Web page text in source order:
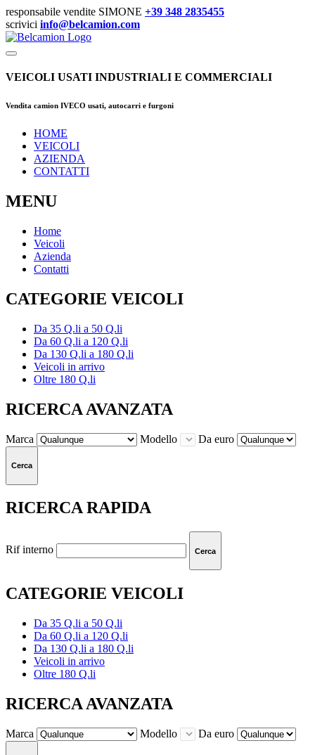
responsabile vendite SIMONE +39 348 2835455
scrivici info@belcamion.com
VEICOLI USATI INDUSTRIALI E COMMERCIALI
Vendita camion IVECO usati, autocarri e furgoni
HOME
VEICOLI
AZIENDA
CONTATTI
MENU
Home
Veicoli
Azienda
Contatti
CATEGORIE VEICOLI
Da 35 Q.li a 50 Q.li
Da 60 Q.li a 120 Q.li
Da 130 Q.li a 180 Q.li
Veicoli in arrivo
Oltre 180 Q.li
RICERCA AVANZATA
Marca Modello Da euro
Cerca
RICERCA RAPIDA
Rif interno Cerca
CATEGORIE VEICOLI
Da 35 Q.li a 50 Q.li
Da 60 Q.li a 120 Q.li
Da 130 Q.li a 180 Q.li
Veicoli in arrivo
Oltre 180 Q.li
RICERCA AVANZATA
Marca Modello Da euro